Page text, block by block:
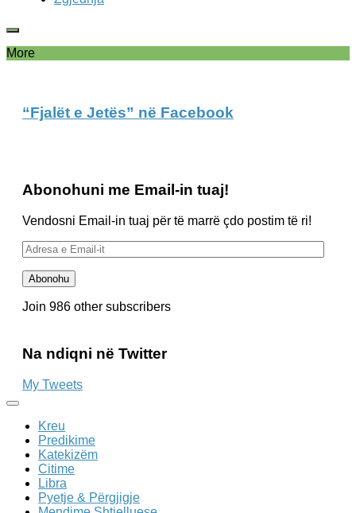
More
“Fjalët e Jetës” në Facebook
Abonohuni me Email-in tuaj!
Vendosni Email-in tuaj për të marrë çdo postim të ri!
Adresa
e
Email-
it
Abonohu
Join 986 other subscribers
Na ndiqni në Twitter
My Tweets
Kreu
Predikime
Katekizëm
Citime
Libra
Pyetje & Përgjigje